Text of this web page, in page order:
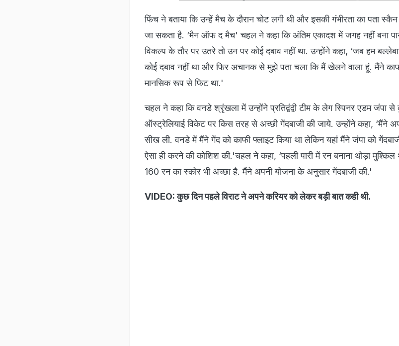
फिंच ने बताया कि उन्हें मैच के दौरान चोट लगी थी और इसकी गंभीरता का पता स्कैन
जा सकता है. ‘मैन ऑफ द मैच' चहल ने कहा कि अंतिम एकादश में जगह नहीं बना
विकल्प के तौर पर उतरे तो उन पर कोई दबाव नहीं था. उन्होंने कहा, ‘जब हम
कोई दबाव नहीं था और फिर अचानक से मुझे पता चला कि मैं खेलने वाला हूं. मैंने
मानसिक रूप से फिट था.'
चहल ने कहा कि वनडे श्रृंखला में उन्होंने प्रतिद्वंद्वी टीम के लेग स्पिनर एडम जंपा
ऑस्ट्रेलियाई विकेट पर किस तरह से अच्छी गेंदबाजी की जाये. उन्होंने कहा, ‘मैंने
सीख ली. वनडे में मैंने गेंद को काफी फ्लाइट किया था लेकिन यहां मैंने जंपा को
ऐसा ही करने की कोशिश की.'चहल ने कहा, ‘पहली पारी में रन बनाना थोड़ा
160 रन का स्कोर भी अच्छा है. मैंने अपनी योजना के अनुसार गेंदबाजी की.'
VIDEO: कुछ दिन पहले विराट ने अपने करियर को लेकर बड़ी बात कही थी. ​